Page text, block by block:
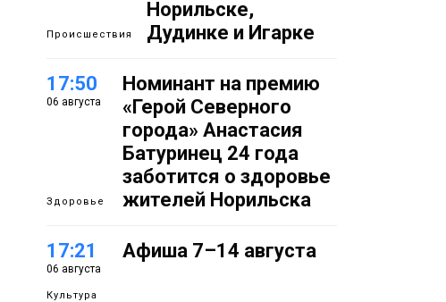
Происшествия
Норильске,
Дудинке и Игарке
17:50
06 августа
Здоровье
Номинант на премию
«Герой Северного
города» Анастасия
Батуринец 24 года
заботится о здоровье
жителей Норильска
17:21
06 августа
Культура
Афиша 7–14 августа